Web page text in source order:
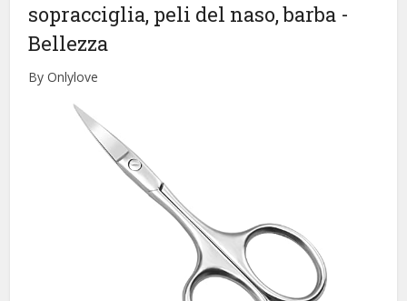
sopracciglia, peli del naso, barba -
Bellezza
By Onlylove